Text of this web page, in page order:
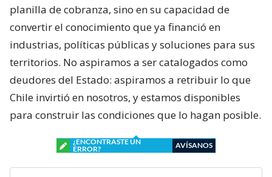
planilla de cobranza, sino en su capacidad de
convertir el conocimiento que ya financió en
industrias, políticas públicas y soluciones para sus
territorios. No aspiramos a ser catalogados como
deudores del Estado: aspiramos a retribuir lo que
Chile invirtió en nosotros, y estamos disponibles
para construir las condiciones que lo hagan posible.
¿ENCONTRASTE UN
ERROR?
AVÍSANOS